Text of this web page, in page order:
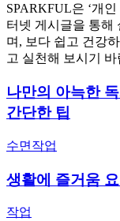
SPARKFUL은 ‘개
터넷 게시글을 통해
며, 보다 쉽고 건강
고 실천해 보시기
나만의 아늑한
간단한 팁
수면 작업
생활에 즐거움 요
작업